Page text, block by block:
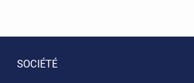
SOCIÉTÉ